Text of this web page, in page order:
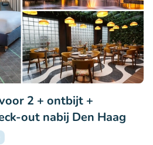
2 + ontbijt +
out nabij Den Haag